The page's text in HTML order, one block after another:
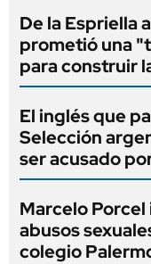
De la Espriella
prometió una
para construir
El inglés que
Selección
ser acusado
Marcelo
abusos
colegio